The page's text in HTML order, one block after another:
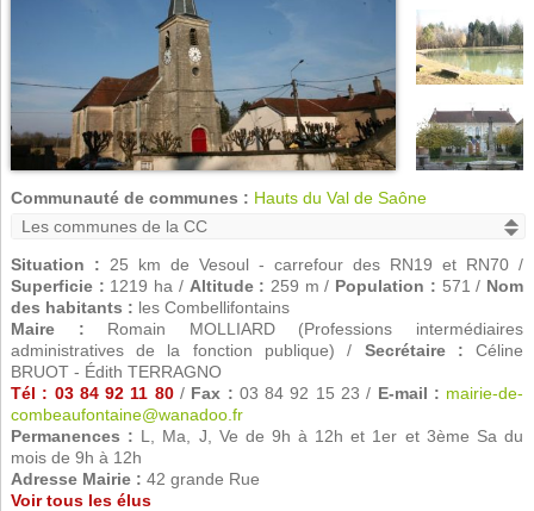
Communauté de communes : Hauts du Val de Saône
Situation : 25 km de Vesoul - carrefour des RN19 et RN70 /
Superficie : 1219 ha / Altitude : 259 m / Population : 571 / Nom
des habitants : les Combellifontains
Maire : Romain MOLLIARD (Professions intermédiaires
administratives de la fonction publique) / Secrétaire : Céline
BRUOT - Édith TERRAGNO
Tél : 03 84 92 11 80/ Fax : 03 84 92 15 23 / E-mail : mairie-de-
combeaufontaine@wanadoo.fr
Permanences : L, Ma, J, Ve de 9h à 12h et 1er et 3ème Sa du
mois de 9h à 12h
Adresse Mairie : 42 grande Rue
Voir tous les élus